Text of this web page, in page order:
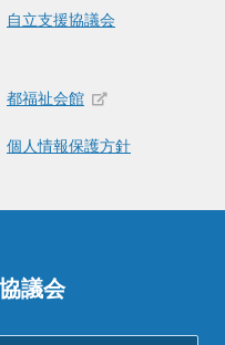
自立支援協議会
都福祉会館
個人情報保護方針
議会